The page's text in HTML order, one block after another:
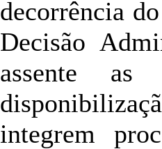
decorrência
Decisão
assente as
integrem